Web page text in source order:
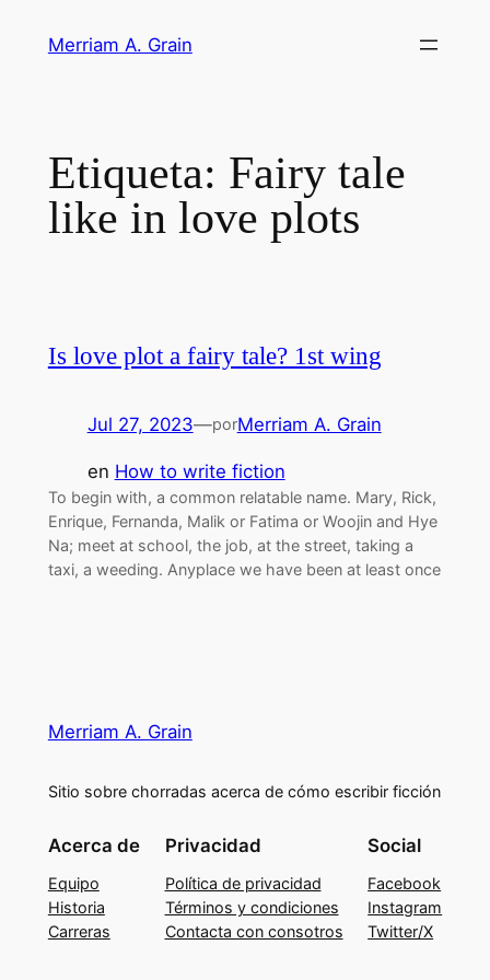
Merriam A. Grain
Etiqueta: Fairy tale
like in love plots
Is love plot a fairy tale? 1st wing
Jul 27, 2023—porMerriam A. Grain
en How to write fiction
To begin with, a common relatable name. Mary, Rick,
Enrique, Fernanda, Malik or Fatima or Woojin and Hye
Na; meet at school, the job, at the street, taking a
taxi, a weeding. Anyplace we have been at least once
Merriam A. Grain
Sitio sobre chorradas acerca de cómo escribir ficción
Acerca de
Equipo
Historia
Carreras
Privacidad
Política de privacidad
Términos y condiciones
Contacta con consotros
Social
Facebook
Instagram
Twitter/X